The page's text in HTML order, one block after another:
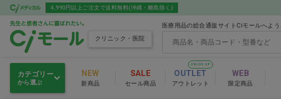
4,990円以上ご注文で送料無料(沖縄・離島除く)
クリニック・医院
医療用品の総合通販サイトCiモールへよう
カテゴリー
から選ぶ
NEW
新商品
SALE
セール商品
08/03 UP
OUTLET
アウトレット
WEB
限定商品